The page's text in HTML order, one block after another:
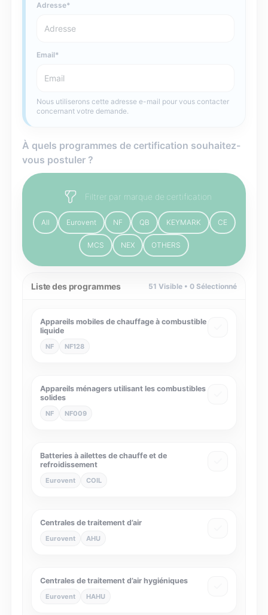
Adresse
Email
Nous utiliserons cette adresse e-mail pour vous contacter
concernant votre demande.
À quels programmes de certification souhaitez-
vous postuler ?
Filtrer par marque de certification
All Eurovent NF QB KEYMARK CE
MCS NEX OTHERS
Liste des programmes 51 Visible •0 Sélectionné
Appareils mobiles de chauffage à combustible
liquide
NF NF128
Appareils ménagers utilisant les combustibles
solides
NF NF009
Batteries à ailettes de chauffe et de
refroidissement
Eurovent COIL
Centrales de traitement d’air
Eurovent AHU
Centrales de traitement d’air hygiéniques
Eurovent HAHU